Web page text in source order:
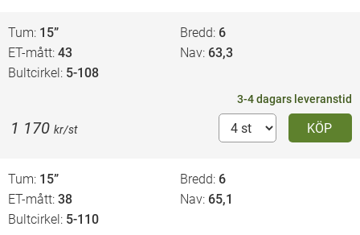
Tum 15” Bredd 6
ET-mått 43 Nav 63,3
Bultcirkel 5-108
3-4 dagars leveranstid
KÖP
1 170 kr/st
Tum 15” Bredd 6
ET-mått 38 Nav 65,1
Bultcirkel 5-110